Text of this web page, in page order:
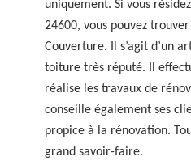
uniquement. Si vous
24600, vous pouvez
Couverture. Il s’agit d’un
toiture très réputé. Il
réalise les travaux de
conseille également ses
propice à la rénovation.
grand savoir-faire.